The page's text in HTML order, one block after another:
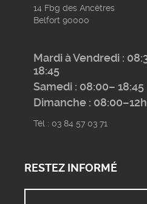
14 Fbg des Ancêtres
Belfort 90000
Mardi à Vendredi :
18:45
Samedi : 08:00– 18:45
Dimanche :
Tél : 03 84 57 03 71
RESTEZ INFORMÉ